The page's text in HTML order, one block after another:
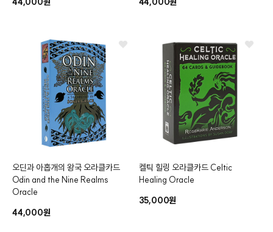
오딘과 아홉개의 왕국 오라클카드
Odin and the Nine Realms
Oracle
44,000원
켈틱 힐링 오라클카드 Celtic
Healing Oracle
35,000원